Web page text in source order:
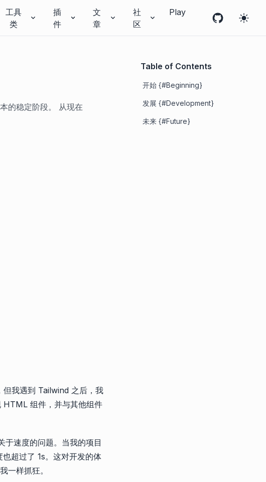
工具
类
插
件
文
章
社
区
Play
的稳定阶段。 从现在
但我遇到 Tailwind 之后，我
HTML 组件，并与其他组件
速度的问题。当我的项目
超过了 1s。这对开发的体
一样抓狂。
Table of Contents
开始 {#Beginning}
发展 {#Development}
未来 {#Future}